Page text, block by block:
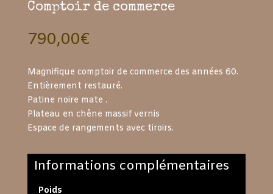
Comptoir de commerce
790,00€
Magnifique comptoir de commerce des années 60.
Entièrement restauré.
Patine noire mate .
Plateau en chêne massif vernis
Espace de rangements avec tiroirs.
Informations complémentaires
Poids